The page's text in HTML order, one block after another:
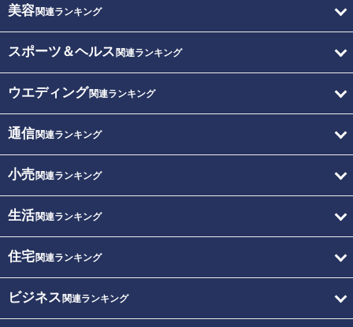
美容関連ランキング
スポーツ＆ヘルス 関連ランキング
ウエディング関連ランキング
通信関連ランキング
小売関連ランキング
生活関連ランキング
住宅関連ランキング
ビジネス 関連ランキング